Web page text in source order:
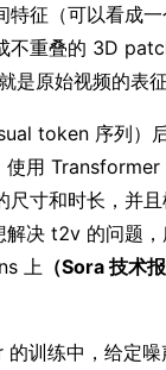
特征（可以看成
不重叠的 3D
是原始视频的表
token 序列）
用 Transformer
尺寸和时长，并
解决 t2v 的问题
上
（Sora 技术
训练中，给定